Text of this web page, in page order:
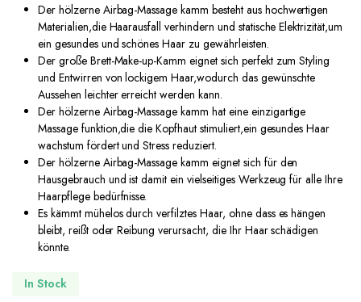
Der hölzerne Airbag-Massage kamm besteht aus hochwertigen
Materialien,die Haarausfall verhindern und statische Elektrizität,um
ein gesundes und schönes Haar zu gewährleisten.
Der große Brett-Make-up-Kamm eignet sich perfekt zum Styling
und Entwirren von lockigem Haar,wodurch das gewünschte
Aussehen leichter erreicht werden kann.
Der hölzerne Airbag-Massage kamm hat eine einzigartige
Massage funktion,die die Kopfhaut stimuliert,ein gesundes Haar
wachstum fördert und Stress reduziert.
Der hölzerne Airbag-Massage kamm eignet sich für den
Hausgebrauch und ist damit ein vielseitiges Werkzeug für alle Ihre
Haarpflege bedürfnisse.
Es kämmt mühelos durch verfilztes Haar, ohne dass es hängen
bleibt, reißt oder Reibung verursacht, die Ihr Haar schädigen
könnte.
In Stock